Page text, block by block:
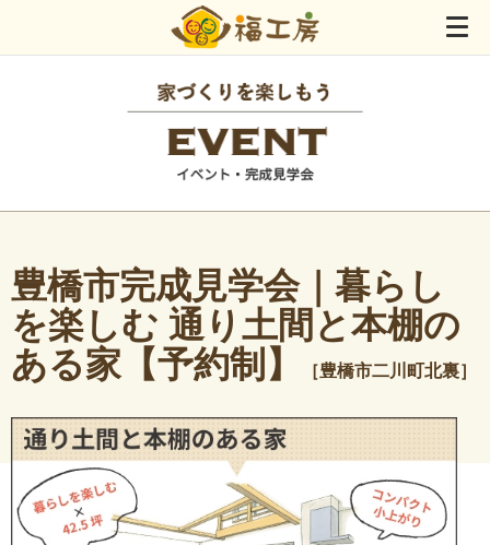
豊橋市完成見学会｜暮らし
を楽しむ 通り土間と本棚の
ある家【予約制】
［豊橋市二川町北裏］